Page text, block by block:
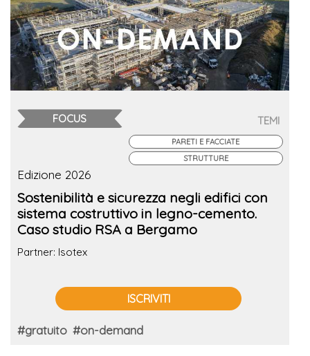
FOCUS TEMI
PARETI E FACCIATE
STRUTTURE
Edizione 2026
Sostenibilità e sicurezza negli edifici con
sistema costruttivo in legno-cemento.
Caso studio RSA a Bergamo
Partner: Isotex
ISCRIVITI
#gratuito #on-demand